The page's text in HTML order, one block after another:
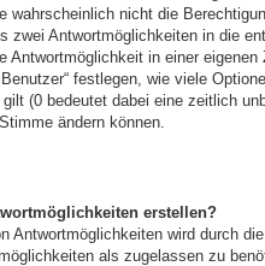
wahrscheinlich nicht die
zwei Antwortmöglichkeiten in die
Antwortmöglichkeit in einer
festlegen, wie viele
(0 bedeutet dabei eine zeitlich
ändern können.
erstellen?
Antwortmöglichkeiten wird durch
als zugelassen zu